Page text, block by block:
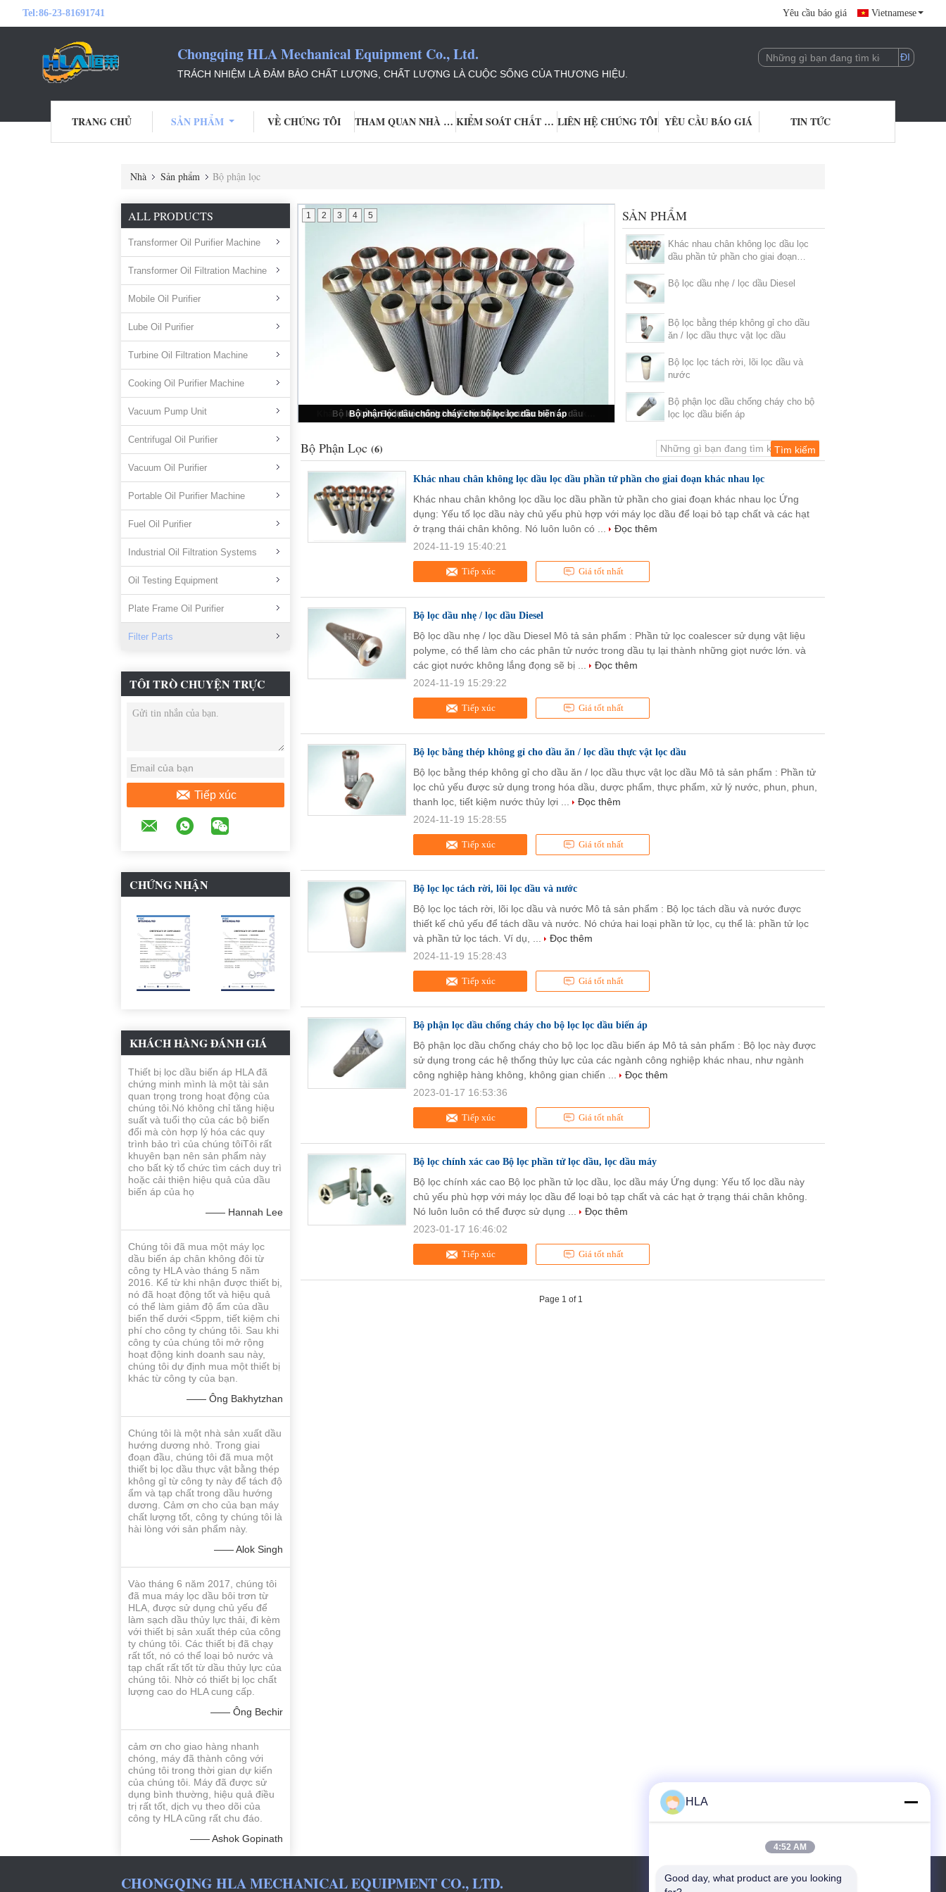
Tel:86-23-81691741 Yêu cầu báo giá Vietnamese
Chongqing HLA Mechanical Equipment Co., Ltd.
TRÁCH NHIỆM LÀ ĐẢM BẢO CHẤT LƯỢNG, CHẤT LƯỢNG LÀ CUỘC SỐNG CỦA THƯƠNG HIỆU.
TRANG CHỦ SẢN PHẨM VỀ CHÚNG TÔI THAM QUAN NHÀ MÁY KIỂM SOÁT CHẤT LƯỢNG LIÊN HỆ CHÚNG TÔI YÊU CẦU BÁO GIÁ TIN TỨC
Nhà Sản phẩm Bộ phận lọc
ALL PRODUCTS
Transformer Oil Purifier Machine
Transformer Oil Filtration Machine
Mobile Oil Purifier
Lube Oil Purifier
Turbine Oil Filtration Machine
Cooking Oil Purifier Machine
Vacuum Pump Unit
Centrifugal Oil Purifier
Vacuum Oil Purifier
Portable Oil Purifier Machine
Fuel Oil Purifier
Industrial Oil Filtration Systems
Oil Testing Equipment
Plate Frame Oil Purifier
Filter Parts
TÔI TRÒ CHUYỆN TRỰC
TUYẾN BÂY GIỜ
Tiếp xúc
CHỨNG NHẬN
KHÁCH HÀNG ĐÁNH GIÁ
Thiết bị lọc dầu biến áp HLA đã
chứng minh mình là một tài sản
quan trọng trong hoạt động của
chúng tôi.Nó không chỉ tăng hiệu
suất và tuổi thọ của các bộ biến
đổi mà còn hợp lý hóa các quy
trình bảo trì của chúng tôiTôi rất
khuyên bạn nên sản phẩm này
cho bất kỳ tổ chức tìm cách duy trì
hoặc cải thiện hiệu quả của dầu
biến áp của họ
—— Hannah Lee
Chúng tôi đã mua một máy lọc
dầu biến áp chân không đôi từ
công ty HLA vào tháng 5 năm
2016. Kể từ khi nhận được thiết bị,
nó đã hoạt động tốt và hiệu quả
có thể làm giảm độ ẩm của dầu
biến thế dưới <5ppm, tiết kiệm chi
phí cho công ty chúng tôi. Sau khi
công ty của chúng tôi mở rộng
hoạt động kinh doanh sau này,
chúng tôi dự định mua một thiết bị
khác từ công ty của bạn.
—— Ông Bakhytzhan
Chúng tôi là một nhà sản xuất dầu
hướng dương nhỏ. Trong giai
đoạn đầu, chúng tôi đã mua một
thiết bị lọc dầu thực vật bằng thép
không gỉ từ công ty này để tách độ
ẩm và tạp chất trong dầu hướng
dương. Cảm ơn cho của bạn máy
chất lượng tốt, công ty chúng tôi là
hài lòng với sản phẩm này.
—— Alok Singh
Vào tháng 6 năm 2017, chúng tôi
đã mua máy lọc dầu bôi trơn từ
HLA, được sử dụng chủ yếu để
làm sạch dầu thủy lực thải, đi kèm
với thiết bị sản xuất thép của công
ty chúng tôi. Các thiết bị đã chạy
rất tốt, nó có thể loại bỏ nước và
tạp chất rất tốt từ dầu thủy lực của
chúng tôi. Nhờ có thiết bị lọc chất
lượng cao do HLA cung cấp.
—— Ông Bechir
cảm ơn cho giao hàng nhanh
chóng, máy đã thành công với
chúng tôi trong thời gian dự kiến ​​
của chúng tôi. Máy đã được sử
dụng bình thường, hiệu quả điều
trị rất tốt, dịch vụ theo dõi của
công ty HLA cũng rất chu đáo.
—— Ashok Gopinath
1 2 3 4 5 SẢN PHẨM
Khác nhau chân không lọc dầu lọc
dầu phần tử phần cho giai đoạn
Bộ lọc dầu nhẹ / lọc dầu Diesel
Bộ lọc bằng thép không gỉ cho dầu
ăn / lọc dầu thực vật lọc dầu
Bộ lọc lọc tách rời, lõi lọc dầu và
nước
Bộ phận lọc dầu chống cháy cho bộ
lọc lọc dầu biến áp
Bộ Phận Lọc (6)
Khác nhau chân không lọc dầu lọc dầu phần tử phần cho giai đoạn khác nhau lọc
Tiếp xúc Giá tốt nhất
Khác nhau chân không lọc dầu lọc dầu phần tử phần cho giai đoạn khác nhau lọc Ứng
dụng: Yếu tố lọc dầu này chủ yếu phù hợp với máy lọc dầu để loại bỏ tạp chất và các hạt
ở trạng thái chân không. Nó luôn luôn có ...
Đọc thêm
2024-11-19 15:40:21
Bộ lọc dầu nhẹ / lọc dầu Diesel
Tiếp xúc Giá tốt nhất
Bộ lọc dầu nhẹ / lọc dầu Diesel Mô tả sản phẩm : Phần tử lọc coalescer sử dụng vật liệu
polyme, có thể làm cho các phân tử nước trong dầu tụ lại thành những giọt nước lớn. và
các giọt nước không lắng đọng sẽ bị ...
Đọc thêm
2024-11-19 15:29:22
Bộ lọc bằng thép không gỉ cho dầu ăn / lọc dầu thực vật lọc dầu
Tiếp xúc Giá tốt nhất
Bộ lọc bằng thép không gỉ cho dầu ăn / lọc dầu thực vật lọc dầu Mô tả sản phẩm : Phần tử
lọc chủ yếu được sử dụng trong hóa dầu, dược phẩm, thực phẩm, xử lý nước, phun, phun,
thanh lọc, tiết kiệm nước thủy lợi ...
Đọc thêm
2024-11-19 15:28:55
Bộ lọc lọc tách rời, lõi lọc dầu và nước
Tiếp xúc Giá tốt nhất
Bộ lọc lọc tách rời, lõi lọc dầu và nước Mô tả sản phẩm : Bộ lọc tách dầu và nước được
thiết kế chủ yếu để tách dầu và nước. Nó chứa hai loại phần tử lọc, cụ thể là: phần tử lọc
và phần tử lọc tách. Ví dụ, ...
Đọc thêm
2024-11-19 15:28:43
Bộ phận lọc dầu chống cháy cho bộ lọc lọc dầu biến áp
Tiếp xúc Giá tốt nhất
Bộ phận lọc dầu chống cháy cho bộ lọc lọc dầu biến áp Mô tả sản phẩm : Bộ lọc này được
sử dụng trong các hệ thống thủy lực của các ngành công nghiệp khác nhau, như ngành
công nghiệp hàng không, không gian chiến ...
Đọc thêm
2023-01-17 16:53:36
Bộ lọc chính xác cao Bộ lọc phần tử lọc dầu, lọc dầu máy
Tiếp xúc Giá tốt nhất
Bộ lọc chính xác cao Bộ lọc phần tử lọc dầu, lọc dầu máy Ứng dụng: Yếu tố lọc dầu này
chủ yếu phù hợp với máy lọc dầu để loại bỏ tạp chất và các hạt ở trạng thái chân không.
Nó luôn luôn có thể được sử dụng ...
Đọc thêm
2023-01-17 16:46:02
Page 1 of 1
CHONGQING HLA MECHANICAL EQUIPMENT CO., LTD. Tel:
HLA
4:52 AM
Good day, what product are you looking